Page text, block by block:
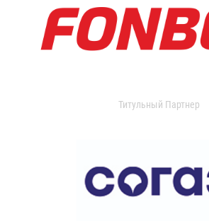
Титульный Партнер